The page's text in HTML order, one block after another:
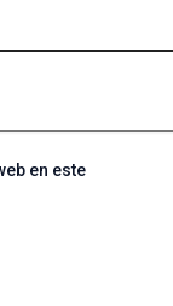
en este